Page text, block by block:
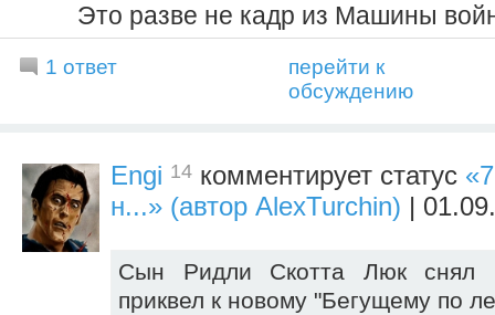
Это разве не кадр из Машины
1 ответ
перейти к
обсуждению
Engi 14 комментирует статус
н...» (автор AlexTurchin) |
Сын Ридли Скотта Люк снял
приквел к новому "Бегущему по